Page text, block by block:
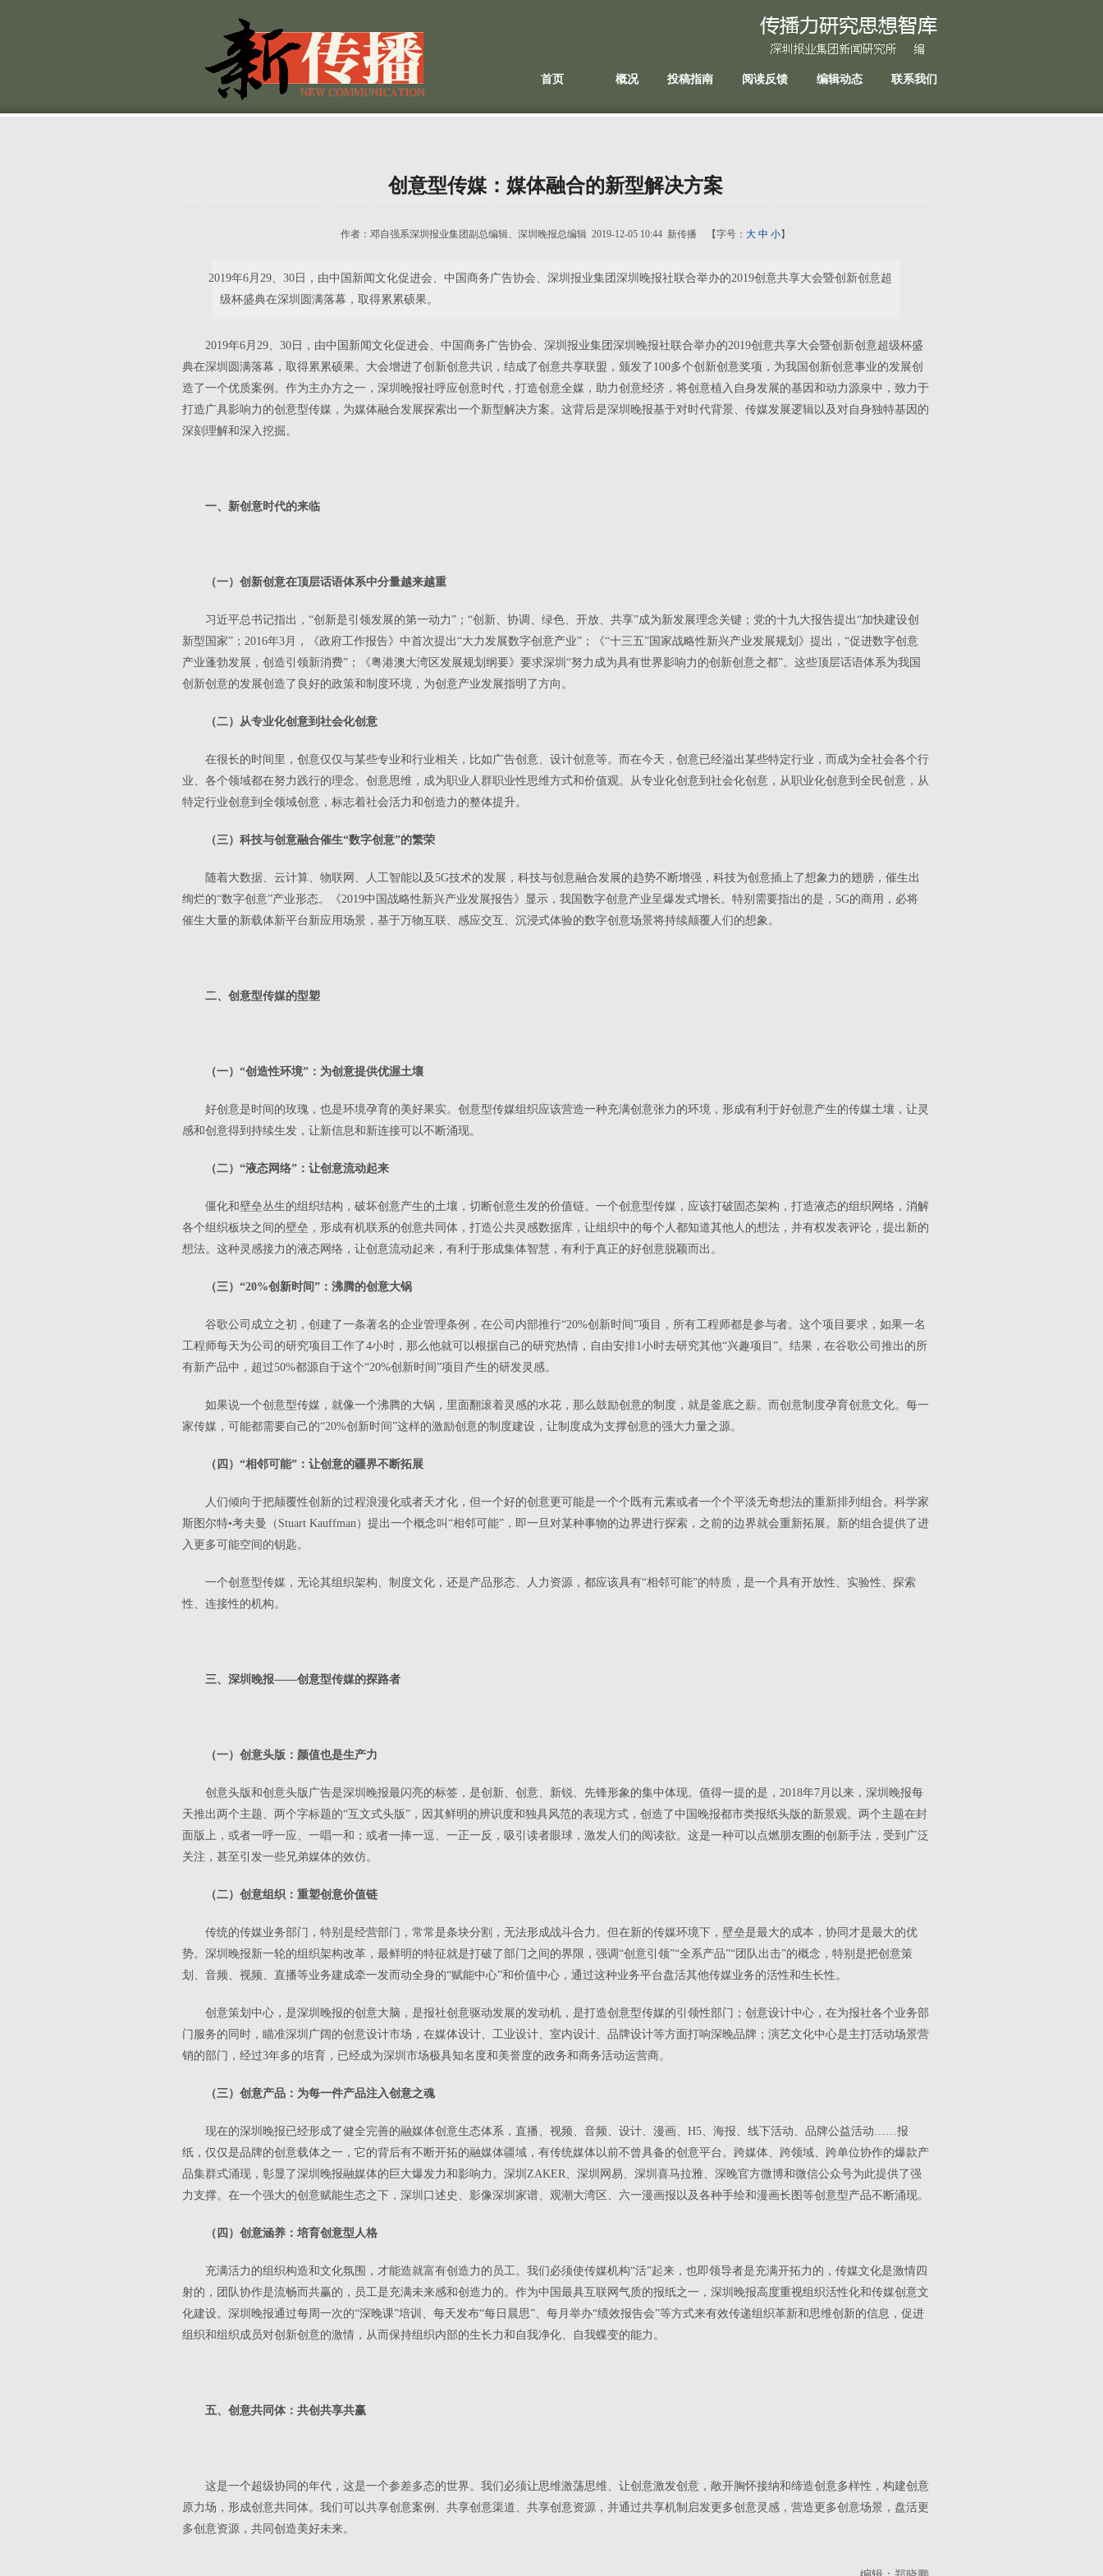
首页 概况 投稿指南 阅读反馈 编辑动态 联系我们
创意型传媒：媒体融合的新型解决方案
作者： 邓自强系深圳报业集团副总编辑、深圳晚报总编辑 2019-12-05 10:44 新传播 【字号： 大 中 小】
2019年6月29、30日，由中国新闻文化促进会、中国商务广告协会、深圳报业集团深圳晚报社联合举办的2019创意共享大会暨创新创意超
级杯盛典在深圳圆满落幕，取得累累硕果。
2019年6月29、30日，由中国新闻文化促进会、中国商务广告协会、深圳报业集团深圳晚报社联合举办的2019创意共享大会暨创新创意超级杯盛
典在深圳圆满落幕，取得累累硕果。大会增进了创新创意共识，结成了创意共享联盟，颁发了100多个创新创意奖项，为我国创新创意事业的发展创
造了一个优质案例。作为主办方之一，深圳晚报社呼应创意时代，打造创意全媒，助力创意经济，将创意植入自身发展的基因和动力源泉中，致力于
打造广具影响力的创意型传媒，为媒体融合发展探索出一个新型解决方案。这背后是深圳晚报基于对时代背景、传媒发展逻辑以及对自身独特基因的
深刻理解和深入挖掘。
一、新创意时代的来临
（一）创新创意在顶层话语体系中分量越来越重
习近平总书记指出，“创新是引领发展的第一动力”；“创新、协调、绿色、开放、共享”成为新发展理念关键；党的十九大报告提出“加快建设创
新型国家”；2016年3月，《政府工作报告》中首次提出“大力发展数字创意产业”；《“十三五”国家战略性新兴产业发展规划》提出，“促进数字创意
产业蓬勃发展，创造引领新消费”；《粤港澳大湾区发展规划纲要》要求深圳“努力成为具有世界影响力的创新创意之都”。这些顶层话语体系为我国
创新创意的发展创造了良好的政策和制度环境，为创意产业发展指明了方向。
（二）从专业化创意到社会化创意
在很长的时间里，创意仅仅与某些专业和行业相关，比如广告创意、设计创意等。而在今天，创意已经溢出某些特定行业，而成为全社会各个行
业、各个领域都在努力践行的理念。创意思维，成为职业人群职业性思维方式和价值观。从专业化创意到社会化创意，从职业化创意到全民创意，从
特定行业创意到全领域创意，标志着社会活力和创造力的整体提升。
（三）科技与创意融合催生“数字创意”的繁荣
随着大数据、云计算、物联网、人工智能以及5G技术的发展，科技与创意融合发展的趋势不断增强，科技为创意插上了想象力的翅膀，催生出
绚烂的“数字创意”产业形态。《2019中国战略性新兴产业发展报告》显示，我国数字创意产业呈爆发式增长。特别需要指出的是，5G的商用，必将
催生大量的新载体新平台新应用场景，基于万物互联、感应交互、沉浸式体验的数字创意场景将持续颠覆人们的想象。
二、创意型传媒的型塑
（一）“创造性环境”：为创意提供优渥土壤
好创意是时间的玫瑰，也是环境孕育的美好果实。创意型传媒组织应该营造一种充满创意张力的环境，形成有利于好创意产生的传媒土壤，让灵
感和创意得到持续生发，让新信息和新连接可以不断涌现。
（二）“液态网络”：让创意流动起来
僵化和壁垒丛生的组织结构，破坏创意产生的土壤，切断创意生发的价值链。一个创意型传媒，应该打破固态架构，打造液态的组织网络，消解
各个组织板块之间的壁垒，形成有机联系的创意共同体，打造公共灵感数据库，让组织中的每个人都知道其他人的想法，并有权发表评论，提出新的
想法。这种灵感接力的液态网络，让创意流动起来，有利于形成集体智慧，有利于真正的好创意脱颖而出。
（三）“20%创新时间”：沸腾的创意大锅
谷歌公司成立之初，创建了一条著名的企业管理条例，在公司内部推行“20%创新时间”项目，所有工程师都是参与者。这个项目要求，如果一名
工程师每天为公司的研究项目工作了4小时，那么他就可以根据自己的研究热情，自由安排1小时去研究其他“兴趣项目”。结果，在谷歌公司推出的所
有新产品中，超过50%都源自于这个“20%创新时间”项目产生的研发灵感。
如果说一个创意型传媒，就像一个沸腾的大锅，里面翻滚着灵感的水花，那么鼓励创意的制度，就是釜底之薪。而创意制度孕育创意文化。每一
家传媒，可能都需要自己的“20%创新时间”这样的激励创意的制度建设，让制度成为支撑创意的强大力量之源。
（四）“相邻可能”：让创意的疆界不断拓展
人们倾向于把颠覆性创新的过程浪漫化或者天才化，但一个好的创意更可能是一个个既有元素或者一个个平淡无奇想法的重新排列组合。科学家
斯图尔特•考夫曼（Stuart Kauffman）提出一个概念叫“相邻可能”，即一旦对某种事物的边界进行探索，之前的边界就会重新拓展。新的组合提供了进
入更多可能空间的钥匙。
一个创意型传媒，无论其组织架构、制度文化，还是产品形态、人力资源，都应该具有“相邻可能”的特质，是一个具有开放性、实验性、探索
性、连接性的机构。
三、深圳晚报——创意型传媒的探路者
（一）创意头版：颜值也是生产力
创意头版和创意头版广告是深圳晚报最闪亮的标签，是创新、创意、新锐、先锋形象的集中体现。值得一提的是，2018年7月以来，深圳晚报每
天推出两个主题、两个字标题的“互文式头版”，因其鲜明的辨识度和独具风范的表现方式，创造了中国晚报都市类报纸头版的新景观。两个主题在封
面版上，或者一呼一应、一唱一和；或者一捧一逗、一正一反，吸引读者眼球，激发人们的阅读欲。这是一种可以点燃朋友圈的创新手法，受到广泛
关注，甚至引发一些兄弟媒体的效仿。
（二）创意组织：重塑创意价值链
传统的传媒业务部门，特别是经营部门，常常是条块分割，无法形成战斗合力。但在新的传媒环境下，壁垒是最大的成本，协同才是最大的优
势。深圳晚报新一轮的组织架构改革，最鲜明的特征就是打破了部门之间的界限，强调“创意引领”“全系产品”“团队出击”的概念，特别是把创意策
划、音频、视频、直播等业务建成牵一发而动全身的“赋能中心”和价值中心，通过这种业务平台盘活其他传媒业务的活性和生长性。
创意策划中心，是深圳晚报的创意大脑，是报社创意驱动发展的发动机，是打造创意型传媒的引领性部门；创意设计中心，在为报社各个业务部
门服务的同时，瞄准深圳广阔的创意设计市场，在媒体设计、工业设计、室内设计、品牌设计等方面打响深晚品牌；演艺文化中心是主打活动场景营
销的部门，经过3年多的培育，已经成为深圳市场极具知名度和美誉度的政务和商务活动运营商。
（三）创意产品：为每一件产品注入创意之魂
现在的深圳晚报已经形成了健全完善的融媒体创意生态体系，直播、视频、音频、设计、漫画、H5、海报、线下活动、品牌公益活动……报
纸，仅仅是品牌的创意载体之一，它的背后有不断开拓的融媒体疆域，有传统媒体以前不曾具备的创意平台。跨媒体、跨领域、跨单位协作的爆款产
品集群式涌现，彰显了深圳晚报融媒体的巨大爆发力和影响力。深圳ZAKER、深圳网易、深圳喜马拉雅、深晚官方微博和微信公众号为此提供了强
力支撑。在一个强大的创意赋能生态之下，深圳口述史、影像深圳家谱、观潮大湾区、六一漫画报以及各种手绘和漫画长图等创意型产品不断涌现。
（四）创意涵养：培育创意型人格
充满活力的组织构造和文化氛围，才能造就富有创造力的员工。我们必须使传媒机构“活”起来，也即领导者是充满开拓力的，传媒文化是激情四
射的，团队协作是流畅而共赢的，员工是充满未来感和创造力的。作为中国最具互联网气质的报纸之一，深圳晚报高度重视组织活性化和传媒创意文
化建设。深圳晚报通过每周一次的“深晚课”培训、每天发布“每日晨思”、每月举办“绩效报告会”等方式来有效传递组织革新和思维创新的信息，促进
组织和组织成员对创新创意的激情，从而保持组织内部的生长力和自我净化、自我蝶变的能力。
五、创意共同体：共创共享共赢
这是一个超级协同的年代，这是一个参差多态的世界。我们必须让思维激荡思维、让创意激发创意，敞开胸怀接纳和缔造创意多样性，构建创意
原力场，形成创意共同体。我们可以共享创意案例、共享创意渠道、共享创意资源，并通过共享机制启发更多创意灵感，营造更多创意场景，盘活更
多创意资源，共同创造美好未来。